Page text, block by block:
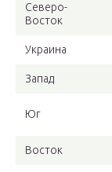
Северо-
Восток
Украина
Запад
Юг
Восток